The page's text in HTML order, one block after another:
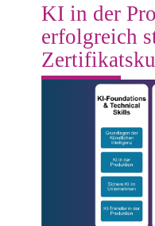
KI in der
erfolgreich